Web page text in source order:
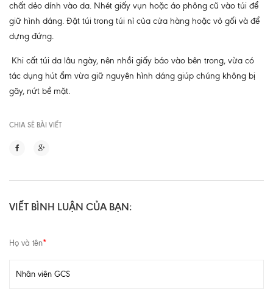
chất dẻo dính vào da. Nhét giấy vụn hoặc áo phông cũ vào túi để
giữ hình dáng. Đặt túi trong túi nỉ của cửa hàng hoặc vỏ gối và để
dựng đứng.
Khi cất túi da lâu ngày, nên nhồi giấy báo vào bên trong, vừa có
tác dụng hút ẩm vừa giữ nguyên hình dáng giúp chúng không bị
gãy, nứt bề mặt.
CHIA SẼ BÀI VIẾT
VIẾT BÌNH LUẬN CỦA BẠN:
Họ và tên*